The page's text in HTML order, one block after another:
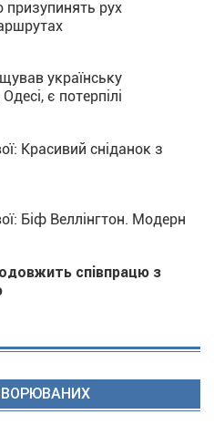
рух
українську
є потерпілі
Красивий сніданок з
Біф Веллінгтон. Модерн
співпрацю з